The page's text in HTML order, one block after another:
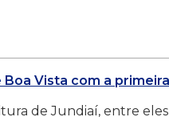
Vista com a
de Jundiaí, entre